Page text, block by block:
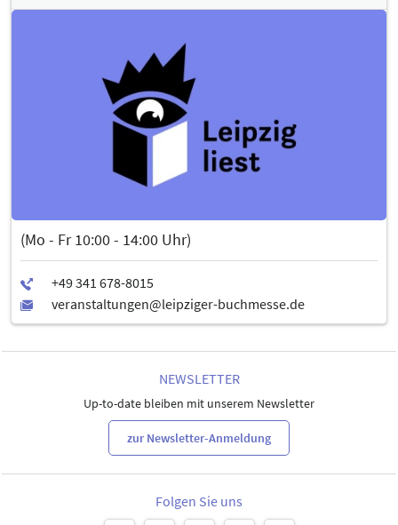
(Mo - Fr 10:00 - 14:00 Uhr)
NEWSLETTER
Up-to-date bleiben mit unserem Newsletter
zur Newsletter-Anmeldung
Folgen Sie uns